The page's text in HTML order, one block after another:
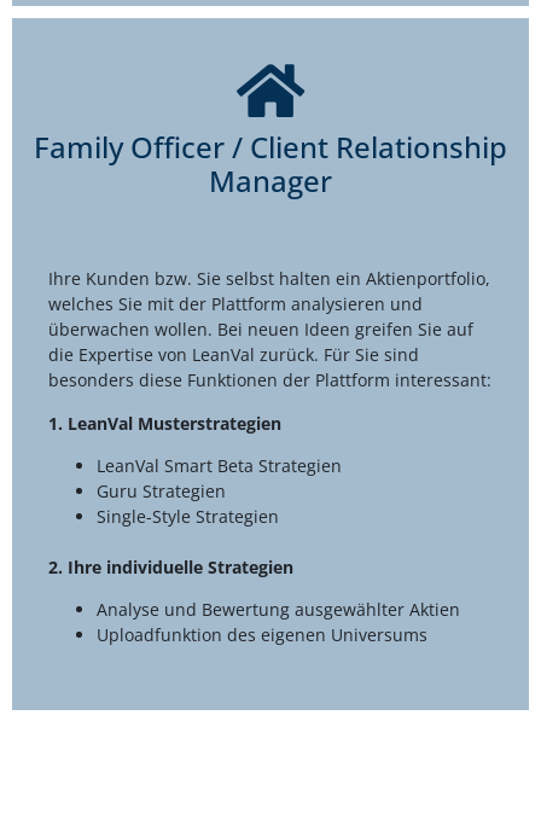
Family Officer / Client Relationship
Manager
Ihre Kunden bzw. Sie selbst halten ein Aktienportfolio,
welches Sie mit der Plattform analysieren und
überwachen wollen. Bei neuen Ideen greifen Sie auf
die Expertise von LeanVal zurück. Für Sie sind
besonders diese Funktionen der Plattform interessant:
1. LeanVal Musterstrategien
LeanVal Smart Beta Strategien
Guru Strategien
Single-Style Strategien
2. Ihre individuelle Strategien
Analyse und Bewertung ausgewählter Aktien
Uploadfunktion des eigenen Universums